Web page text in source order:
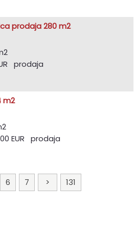
prodaja 280 m2
prodaja
m2
EUR prodaja
6 7 > 131